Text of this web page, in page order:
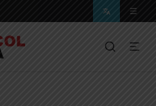
Depan Unggul
Generasi Pemimpin Tangguh,